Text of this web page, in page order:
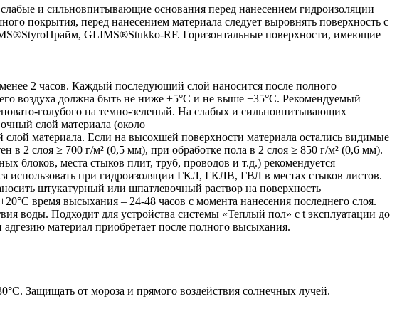
и сильновпитывающие основания перед нанесением гидроизоляции
покрытия, перед нанесением материала следует выровнять поверхность с
GLIMS®Stukko-RF. Горизонтальные поверхности, имеющие
2 часов. Каждый последующий слой наносится после полного
воздуха должна быть не ниже +5°С и не выше +35°С. Рекомендуемый
голубого на темно-зеленый. На слабых и сильновпитывающих
слой материала (около
слой материала. Если на высохшей поверхности материала остались видимые
в 2 слоя ≥ 700 г/м² (0,5 мм), при обработке пола в 2 слоя ≥ 850 г/м² (0,6 мм).
блоков, места стыков плит, труб, проводов и т.д.) рекомендуется
использовать при гидроизоляции ГКЛ, ГКЛВ, ГВЛ в местах стыков листов.
штукатурный или шпатлевочный раствор на поверхность
время высыхания – 24-48 часов с момента нанесения последнего слоя.
воды. Подходит для устройства системы «Теплый пол» с t эксплуатации до
материал приобретает после полного высыхания.
Защищать от мороза и прямого воздействия солнечных лучей.